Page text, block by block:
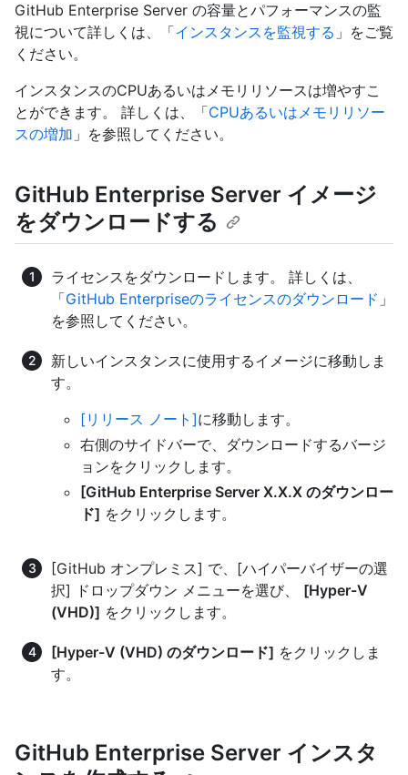
GitHub Enterprise Server の容量とパフォーマンスの監
視について詳しくは、「インスタンスを監視する 」をご覧
ください。
インスタンスのCPUあるいはメモリリソースは増やすこ
とができます。 詳しくは、「CPUあるいはメモリリソー
スの増加 」を参照してください。
GitHub Enterprise Server イメージ
をダウンロードする
ライセンスをダウンロードします。 詳しくは、
「GitHub Enterpriseのライセンスのダウンロード 」
を参照してください。
新しいインスタンスに使用するイメージに移動しま
す。
[リリース ノート]に移動します。
右側のサイドバーで、ダウンロードするバージ
ョンをクリックします。
[GitHub Enterprise Server X.X.X のダウンロー
ド] をクリックします。
[GitHub オンプレミス] で、[ハイパーバイザーの選
択] ドロップダウン メニューを選び、 [Hyper-V
(VHD)] をクリックします。
[Hyper-V (VHD) のダウンロード] をクリックしま
す。
GitHub Enterprise Server インスタ